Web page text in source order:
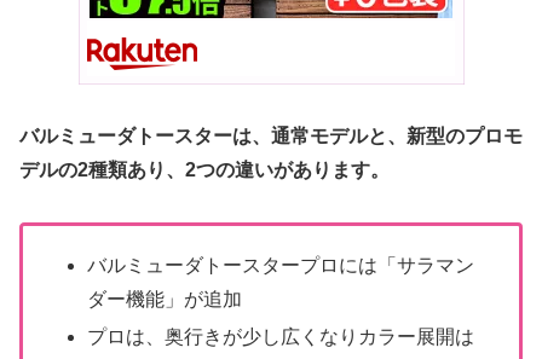
バルミューダトースターは、通常モデルと、新型のプロモ
デルの2種類あり、2つの違いがあります。
バルミューダトースタープロには「サラマン
ダー機能」が追加
プロは、奥行きが少し広くなりカラー展開は